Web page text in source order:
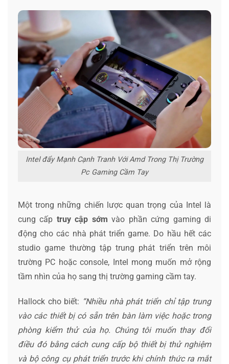
Intel đẩy Mạnh Cạnh Tranh Với Amd Trong Thị Trường
Pc Gaming Cầm Tay
Một trong những chiến lược quan trọng của Intel là
cung cấp truy cập sớm vào phần cứng gaming di
động cho các nhà phát triển game. Do hầu hết các
studio game thường tập trung phát triển trên môi
trường PC hoặc console, Intel mong muốn mở rộng
tầm nhìn của họ sang thị trường gaming cầm tay.
Hallock cho biết: “Nhiều nhà phát triển chỉ tập trung
vào các thiết bị có sẵn trên bàn làm việc hoặc trong
phòng kiểm thử của họ. Chúng tôi muốn thay đổi
điều đó bằng cách cung cấp bộ thiết bị thử nghiệm
và bộ công cụ phát triển trước khi chính thức ra mắt